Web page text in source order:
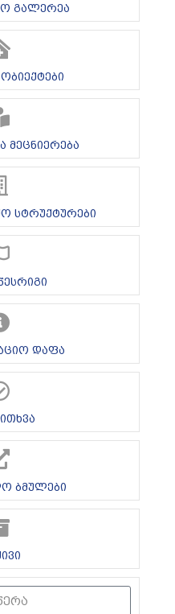
გალერეა
მეცნიერება
სტრუქტურები
დაფა
ბმულები